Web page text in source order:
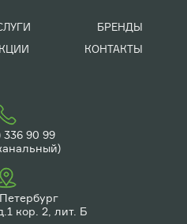
БРЕНДЫ
КОНТАКТЫ
336 90 99
кор. 2, лит. Б